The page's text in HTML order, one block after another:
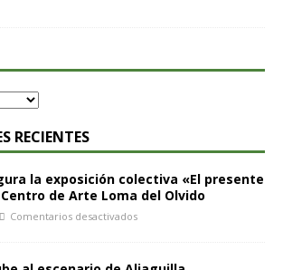
RECIENTES
la exposición colectiva «El presente
de Arte Loma del Olvido
Comentarios desactivados